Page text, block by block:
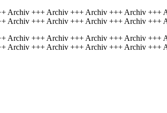
Archiv +++ Archiv +++ Archiv +++ Archiv
Archiv +++ Archiv +++ Archiv +++ Archiv +++
Archiv +++ Archiv +++ Archiv +++ Archiv
Archiv +++ Archiv +++ Archiv +++ Archiv +++